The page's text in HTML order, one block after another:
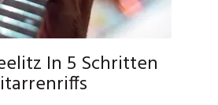
In 5 Schritten